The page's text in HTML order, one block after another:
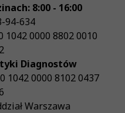
8:00 - 16:00
94-634
0000 8802 0010
Diagnostów
1042 0000 8102 0437
Warszawa